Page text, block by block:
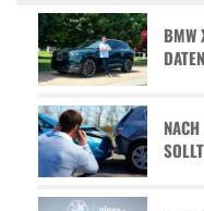
BMW
ATEN